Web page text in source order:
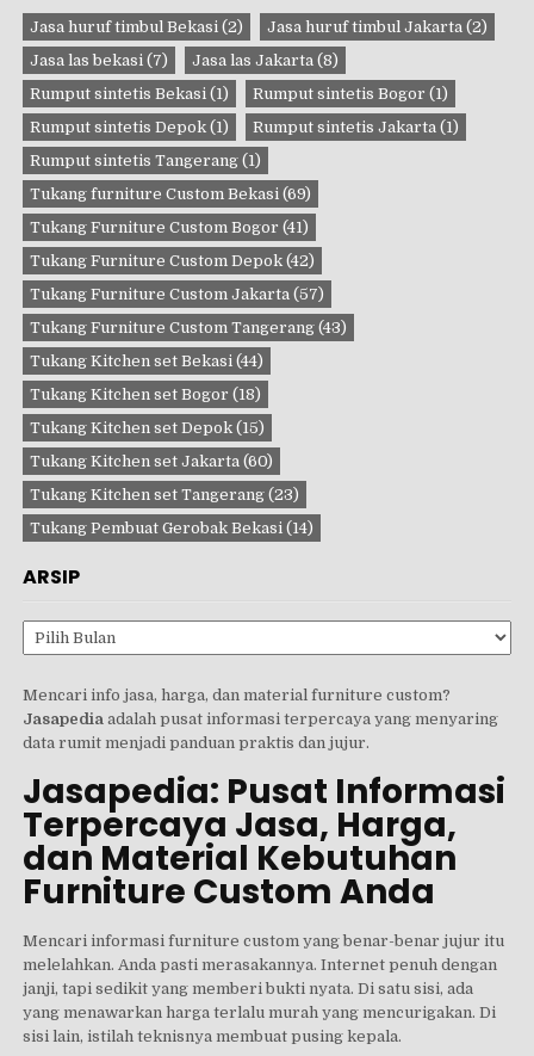
Jasa huruf timbul Bekasi (2) Jasa huruf timbul Jakarta (2)
Jasa las bekasi (7) Jasa las Jakarta (8)
Rumput sintetis Bekasi (1) Rumput sintetis Bogor (1)
Rumput sintetis Depok (1) Rumput sintetis Jakarta (1)
Rumput sintetis Tangerang (1)
Tukang furniture Custom Bekasi (69)
Tukang Furniture Custom Bogor (41)
Tukang Furniture Custom Depok (42)
Tukang Furniture Custom Jakarta (57)
Tukang Furniture Custom Tangerang (43)
Tukang Kitchen set Bekasi (44)
Tukang Kitchen set Bogor (18)
Tukang Kitchen set Depok (15)
Tukang Kitchen set Jakarta (60)
Tukang Kitchen set Tangerang (23)
Tukang Pembuat Gerobak Bekasi (14)
ARSIP
Arsip
Mencari info jasa, harga, dan material furniture custom?
Jasapedia adalah pusat informasi terpercaya yang menyaring
data rumit menjadi panduan praktis dan jujur.
Jasapedia: Pusat Informasi
Terpercaya Jasa, Harga,
dan Material Kebutuhan
Furniture Custom Anda
Mencari informasi furniture custom yang benar-benar jujur itu
melelahkan. Anda pasti merasakannya. Internet penuh dengan
janji, tapi sedikit yang memberi bukti nyata. Di satu sisi, ada
yang menawarkan harga terlalu murah yang mencurigakan. Di
sisi lain, istilah teknisnya membuat pusing kepala.